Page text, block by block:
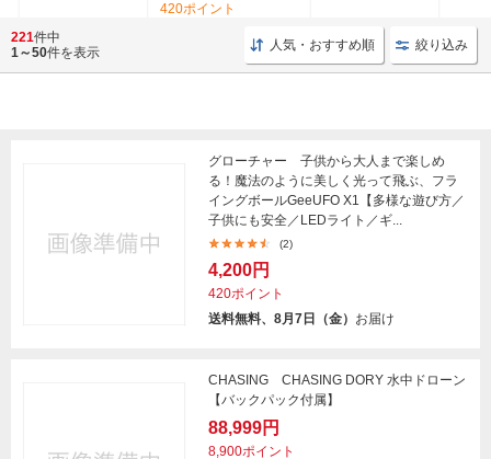
420ポイント
221件中
1～50件を表示 人気・おすすめ順 絞り込み
グローチャー 子供から大人まで楽しめ
る！魔法のように美しく光って飛ぶ、フラ
イングボールGeeUFO X1【多様な遊び方／
子供にも安全／LEDライト／ギ...
(2)
4,200円
420ポイント
送料無料、8月7日（金） お届け
CHASING CHASING DORY 水中ドローン
【バックパック付属】
88,999円
8,900ポイント